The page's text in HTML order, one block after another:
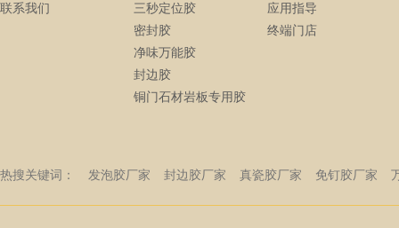
联系我们
三秒定位胶
密封胶
净味万能胶
封边胶
铜门石材岩板专用胶
应用指导
终端门店
热搜关键词： 发泡胶厂家 封边胶厂家 真瓷胶厂家 免钉胶厂家